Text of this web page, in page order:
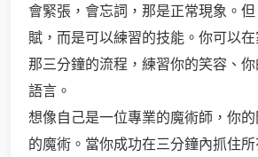
會緊張，會忘詞，那是正常現象。
賦，而是可以練習的技能。你可以
那三分鐘的流程，練習你的笑容、
語言。
想像自己是一位專業的魔術師，你
的魔術。當你成功在三分鐘內抓住